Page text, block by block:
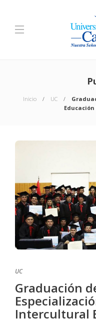
Inicio UC
UC
Graduación
Intercultural